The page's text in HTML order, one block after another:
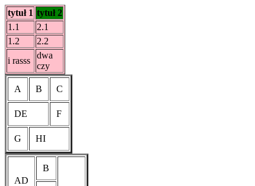
tytuł 1 tytuł 2
1.1
2.1
1.2
2.2
i rasss
dwa
czy
A B C
DE F
G HI
AD
B